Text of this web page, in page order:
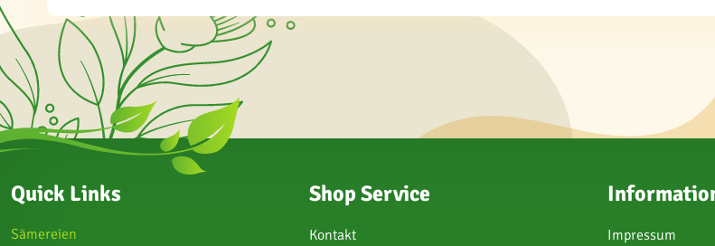
Quick Links
Sämereien
Shop Service
Kontakt
Impressum